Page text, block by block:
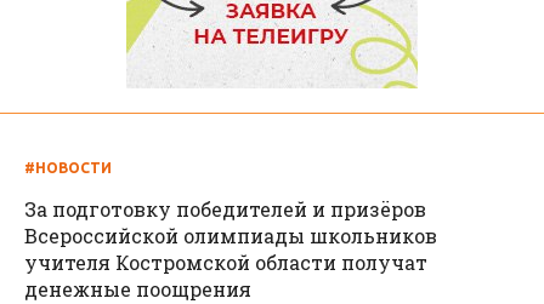
#НОВОСТИ
За подготовку победителей и призёров
Всероссийской олимпиады школьников
учителя Костромской области получат
денежные поощрения